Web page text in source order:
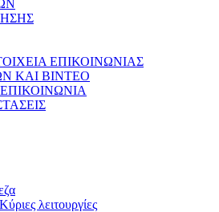
ΕΠΙΚΟΙΝΩΝΙΑΣ
ΚΑΙ ΒΙΝΤΕΟ
Κύριες λειτουργίες